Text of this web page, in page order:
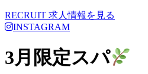
RECRUIT 求人情報を見る
INSTAGRAM
3月限定スパ